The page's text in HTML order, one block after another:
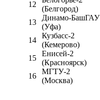
12
(Белгород)
13
Динамо-БашГАУ
(Уфа)
14
Кузбасс-2
(Кемерово)
15
Енисей-2
(Красноярск)
16
МГТУ-2
(Москва)